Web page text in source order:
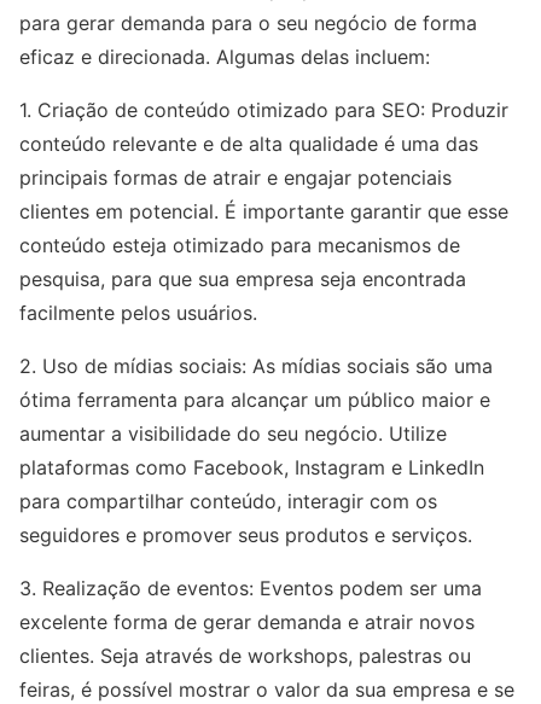
para gerar demanda para o seu negócio de forma
eficaz e direcionada. Algumas delas incluem:
1. Criação de conteúdo otimizado para SEO: Produzir
conteúdo relevante e de alta qualidade é uma das
principais formas de atrair e engajar potenciais
clientes em potencial. É importante garantir que esse
conteúdo esteja otimizado para mecanismos de
pesquisa, para que sua empresa seja encontrada
facilmente pelos usuários.
2. Uso de mídias sociais: As mídias sociais são uma
ótima ferramenta para alcançar um público maior e
aumentar a visibilidade do seu negócio. Utilize
plataformas como Facebook, Instagram e LinkedIn
para compartilhar conteúdo, interagir com os
seguidores e promover seus produtos e serviços.
3. Realização de eventos: Eventos podem ser uma
excelente forma de gerar demanda e atrair novos
clientes. Seja através de workshops, palestras ou
feiras, é possível mostrar o valor da sua empresa e se